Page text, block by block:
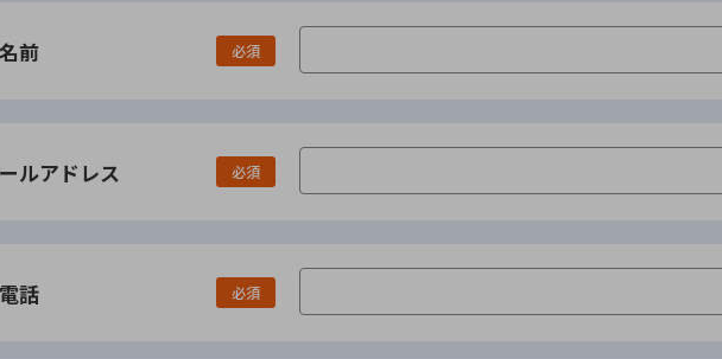
前 必須
ルアドレス 必須
話 必須